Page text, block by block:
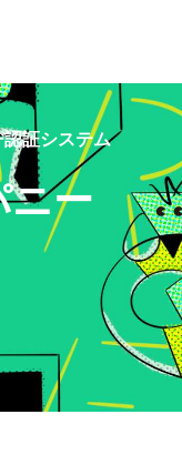
証システム
ニー